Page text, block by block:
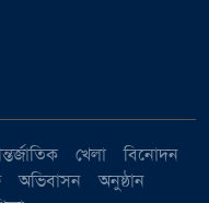
খেলা
বিনোদন
অভিবাসন
অনুষ্ঠান